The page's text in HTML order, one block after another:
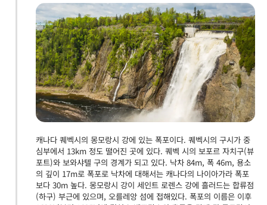
캐나다 퀘벡시의 몽모랑시 강에 있는 폭포이다. 퀘벡시의 구시가 중
심부에서 13km 정도 떨어진 곳에 있다. 퀘벡 시의 보포르 자치구(뷰
포트)와 보와샤텔 구의 경계가 되고 있다. 낙차 84m, 폭 46m, 용소
의 깊이 17m로 폭포로 낙차에 대해서는 캐나다의 나이아가라 폭포
보다 30m 높다. 몽모랑시 강이 세인트 로렌스 강에 흘러드는 합류점
(하구) 부근에 있으며, 오를레앙 섬에 접해있다. 폭포의 이름은 이후